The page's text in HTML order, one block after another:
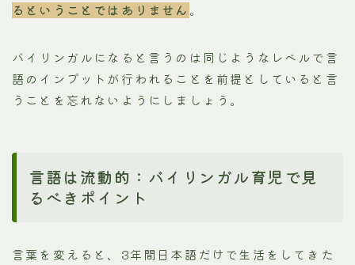
るということではありません 。
バイリンガルになると言うのは同じようなレベルで言
語のインプットが行われることを前提としていると言
うことを忘れないようにしましょう。
言語は流動的：バイリンガル育児で見
るべきポイント
言葉を変えると、3年間日本語だけで生活をしてきた